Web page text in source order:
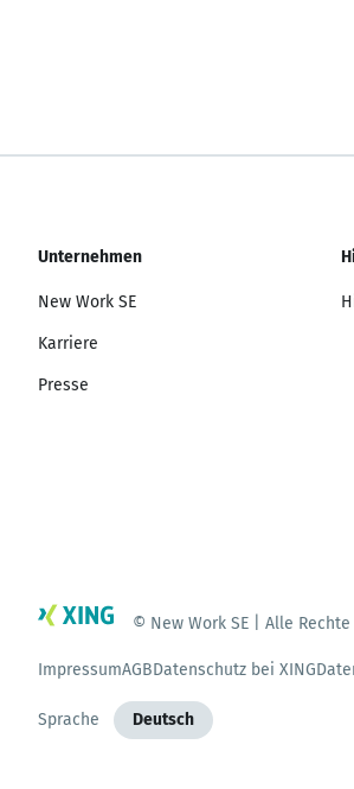
Unternehmen
New Work SE
Karriere
Presse
© New Work SE | Alle
ImpressumAGBDatenschutz bei XING
Sprache Deutsch